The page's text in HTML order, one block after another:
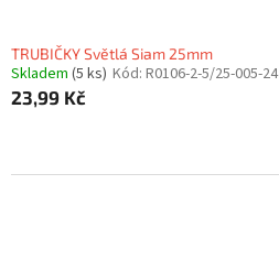
TRUBIČKY Světlá Siam 25mm
Skladem (5 ks) Kód: R0106-2-5/25-005-24
23,99 Kč